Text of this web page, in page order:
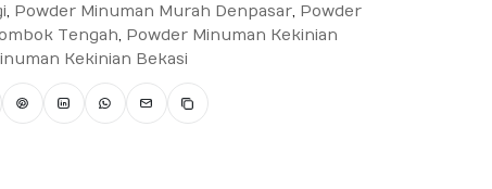
, Powder Minuman Murah Denpasar, Powder
Tengah, Powder Minuman Kekinian
Kekinian Bekasi